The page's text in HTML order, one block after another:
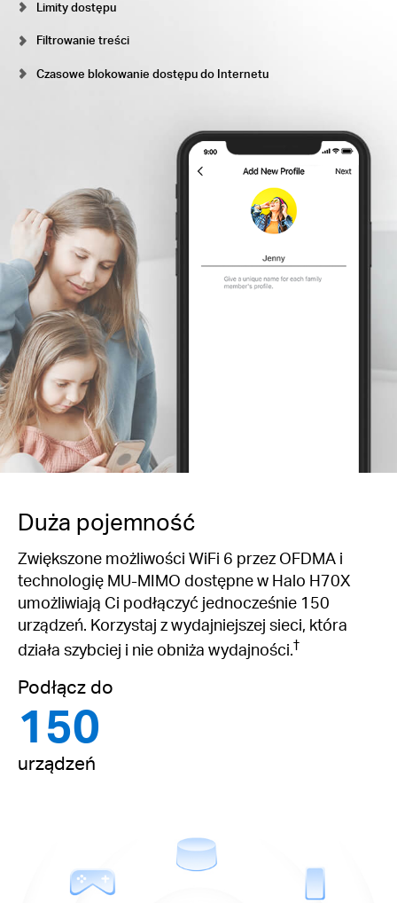
Limity dostępu
Filtrowanie treści
Czasowe blokowanie dostępu do Internetu
Duża pojemność
Zwiększone możliwości WiFi 6 przez OFDMA i
technologię MU-MIMO dostępne w Halo H70X
umożliwiają Ci podłączyć jednocześnie 150
urządzeń. Korzystaj z wydajniejszej sieci, która
działa szybciej i nie obniża wydajności.†
Podłącz do
150
urządzeń